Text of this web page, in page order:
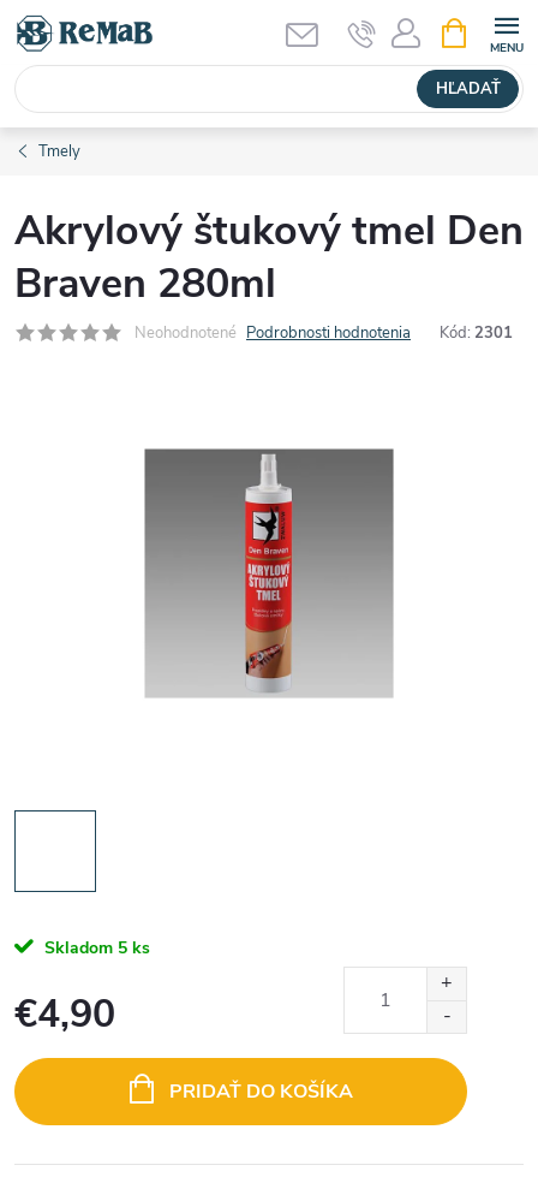
Prejsť
obsah
HĽADAŤ
KOŠÍK
Tmely
Akrylový štukový tmel Den
Braven 280ml
Neohodnotené Podrobnosti hodnotenia Kód: 2301
Skladom 5 ks
€4,90
cena:
PRIDAŤ DO KOŠÍKA